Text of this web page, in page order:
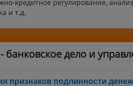
кредитное регулирование,
и т.д.
дело и
признаков подлинности